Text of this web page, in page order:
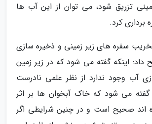
تزریق شود، می توان از این آب ها
برداری کرد.
سفره های زیر زمینی و ذخیره سازی
داد: اینکه گفته می شود که در زیر زمین
آب وجود ندارد از نظر علمی نادرست
می شود که خاک آبخوان ها بر اثر
اند صحیح است و در چنین شرایطی اگر